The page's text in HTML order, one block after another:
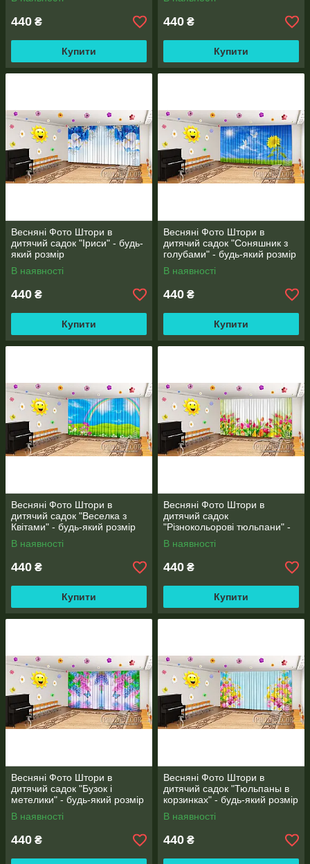
440 ₴
Купити
440 ₴
Купити
Весняні Фото Штори в
дитячий садок "Іриси" - будь-
який розмір
В наявності
440 ₴
Купити
Весняні Фото Штори в
дитячий садок "Соняшник з
голубами" - будь-який розмір
В наявності
440 ₴
Купити
Весняні Фото Штори в
дитячий садок "Веселка з
Квітами" - будь-який розмір
В наявності
440 ₴
Купити
Весняні Фото Штори в
дитячий садок
"Різнокольорові тюльпани" -
будь-який розмір
В наявності
440 ₴
Купити
Весняні Фото Штори в
дитячий садок "Бузок і
метелики" - будь-який розмір
В наявності
440 ₴
Весняні Фото Штори в
дитячий садок "Тюльпаны в
корзинках" - будь-який розмір
В наявності
440 ₴